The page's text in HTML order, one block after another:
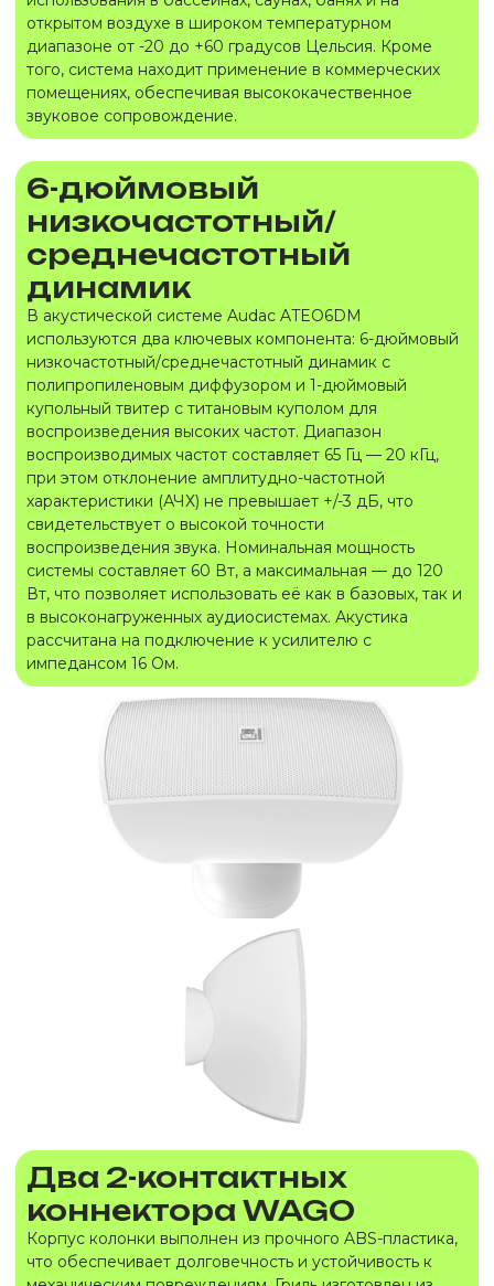
открытом воздухе в широком температурном
диапазоне от -20 до +60 градусов Цельсия. Кроме
того, система находит применение в коммерческих
помещениях, обеспечивая высококачественное
звуковое сопровождение.
6-дюймовый
низкочастотный/
среднечастотный
динамик
В акустической системе Audac ATEO6DM
используются два ключевых компонента: 6-дюймовый
низкочастотный/среднечастотный динамик с
полипропиленовым диффузором и 1-дюймовый
купольный твитер с титановым куполом для
воспроизведения высоких частот. Диапазон
воспроизводимых частот составляет 65 Гц — 20 кГц,
при этом отклонение амплитудно-частотной
характеристики (АЧХ) не превышает +/-3 дБ, что
свидетельствует о высокой точности
воспроизведения звука. Номинальная мощность
системы составляет 60 Вт, а максимальная — до 120
Вт, что позволяет использовать её как в базовых, так и
в высоконагруженных аудиосистемах. Акустика
рассчитана на подключение к усилителю с
импедансом 16 Ом.
Два 2-контактных
коннектора WAGO
Корпус колонки выполнен из прочного ABS-пластика,
что обеспечивает долговечность и устойчивость к